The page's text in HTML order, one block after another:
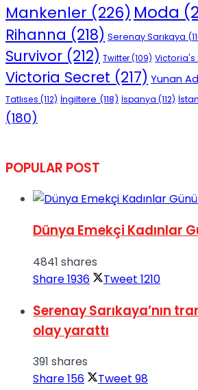
Mankenler (226) Moda
Rihanna (218) Serenay Sarıkaya
Survivor (212) Twitter(109) Victoria's
Victoria Secret (217) Yunan
Tatlıses (112) İngiltere (118) İspanya (112)
(180)
POPULAR POST
Dünya Emekçi Kadınlar
4841 shares
Share1936 Tweet 1210
Serenay Sarıkaya’nın
olay yarattı
391 shares
Share156 Tweet 98